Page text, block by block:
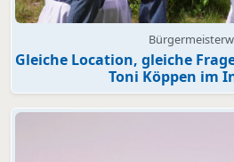
Gleiche Location, gleiche
Toni Köppen im